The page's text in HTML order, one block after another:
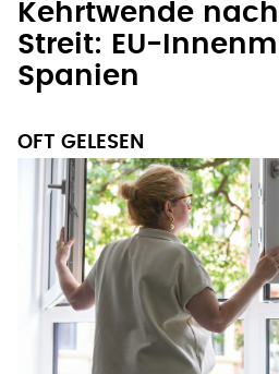
Kehrtwende
Streit: EU-
Spanien
OFT GELESEN